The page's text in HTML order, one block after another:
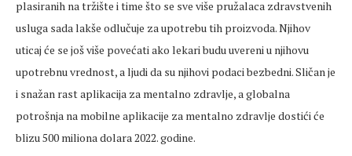
plasiranih na tržište i time što se sve više pružalaca zdravstvenih
usluga sada lakše odlučuje za upotrebu tih proizvoda. Njihov
uticaj će se još više povećati ako lekari budu uvereni u njihovu
upotrebnu vrednost, a ljudi da su njihovi podaci bezbedni. Sličan je
i snažan rast aplikacija za mentalno zdravlje, a globalna
potrošnja na mobilne aplikacije za mentalno zdravlje dostići će
blizu 500 miliona dolara 2022. godine.